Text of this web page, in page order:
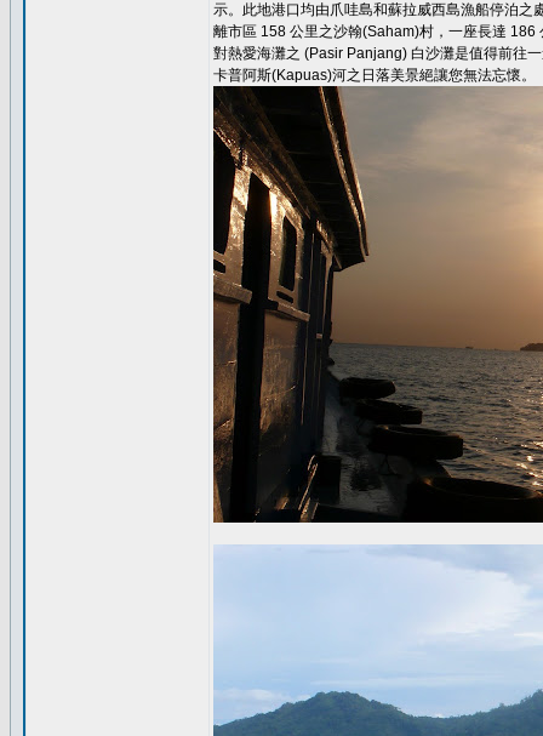
示。此地港口均由爪哇島和蘇拉威西島漁船停泊之
離市區 158 公里之沙翰(Saham)村，一座長達
對熱愛海灘之 (Pasir Panjang) 白沙灘是值得前往
卡普阿斯(Kapuas)河之日落美景絕讓您無法忘懷。